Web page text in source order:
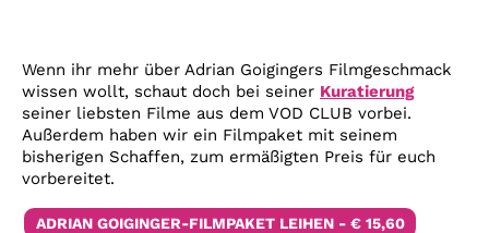
Wenn ihr mehr über Adrian Goigingers Filmgeschmack
wissen wollt, schaut doch bei seiner Kuratierung
seiner liebsten Filme aus dem VOD CLUB vorbei.
Außerdem haben wir ein Filmpaket mit seinem
bisherigen Schaffen, zum ermäßigten Preis für euch
vorbereitet.
ADRIAN GOIGINGER-FILMPAKET LEIHEN - € 15,60